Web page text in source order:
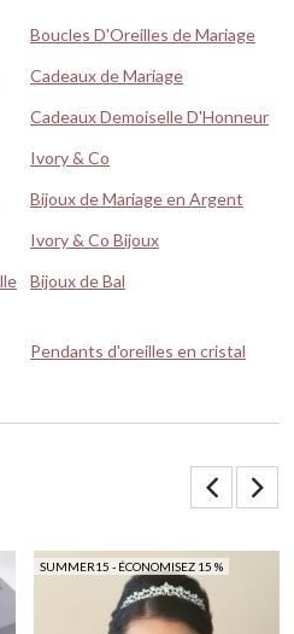
Boucles D'Oreilles de Mariage
Cadeaux de Mariage
Cadeaux Demoiselle D'Honneur
Ivory & Co
Bijoux de Mariage en Argent
Ivory & Co Bijoux
Bijoux de Bal
Pendants d'oreilles en cristal
SUMMER15 - ÉCONOMISEZ 15 %